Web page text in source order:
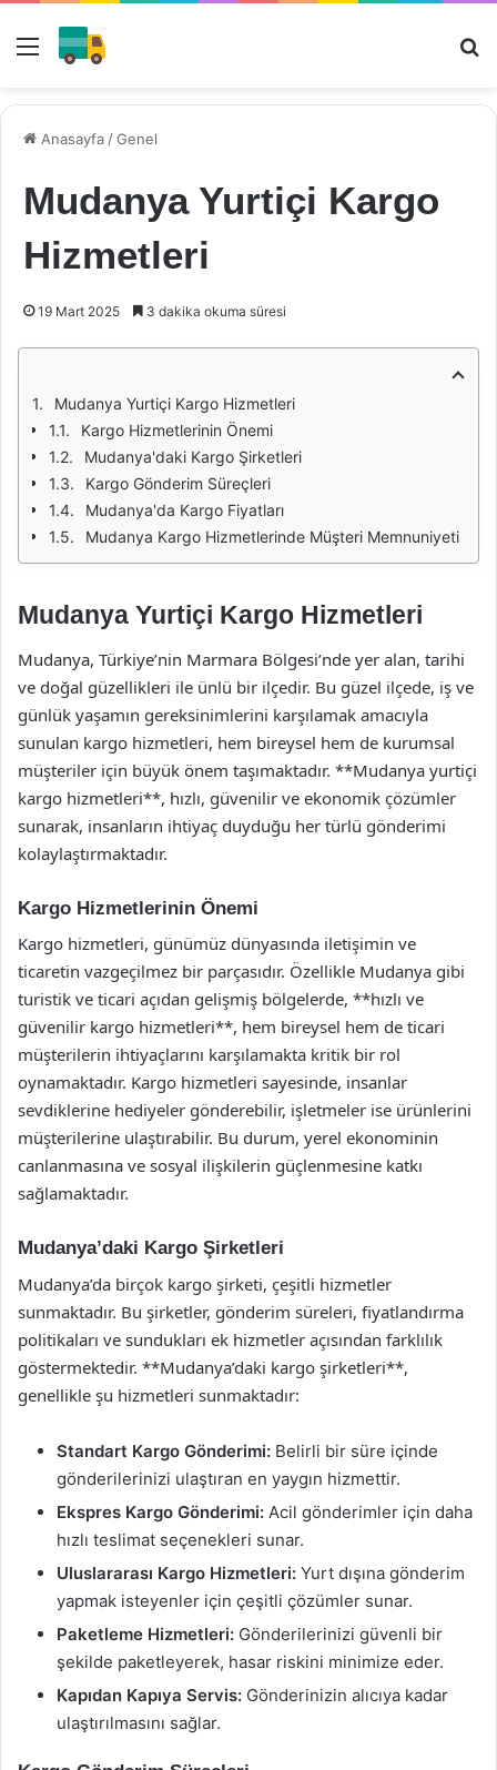
Menü
Anasayfa /Genel
Mudanya Yurtiçi Kargo
Hizmetleri
19 Mart 2025 3 dakika okuma süresi
Mudanya Yurtiçi Kargo Hizmetleri
Kargo Hizmetlerinin Önemi
Mudanya'daki Kargo Şirketleri
Kargo Gönderim Süreçleri
Mudanya'da Kargo Fiyatları
Mudanya Kargo Hizmetlerinde Müşteri Memnuniyeti
Mudanya Yurtiçi Kargo Hizmetleri
Mudanya, Türkiye’nin Marmara Bölgesi’nde yer alan, tarihi
ve doğal güzellikleri ile ünlü bir ilçedir. Bu güzel ilçede, iş ve
günlük yaşamın gereksinimlerini karşılamak amacıyla
sunulan kargo hizmetleri, hem bireysel hem de kurumsal
müşteriler için büyük önem taşımaktadır. **Mudanya yurtiçi
kargo hizmetleri**, hızlı, güvenilir ve ekonomik çözümler
sunarak, insanların ihtiyaç duyduğu her türlü gönderimi
kolaylaştırmaktadır.
Kargo Hizmetlerinin Önemi
Kargo hizmetleri, günümüz dünyasında iletişimin ve
ticaretin vazgeçilmez bir parçasıdır. Özellikle Mudanya gibi
turistik ve ticari açıdan gelişmiş bölgelerde, **hızlı ve
güvenilir kargo hizmetleri**, hem bireysel hem de ticari
müşterilerin ihtiyaçlarını karşılamakta kritik bir rol
oynamaktadır. Kargo hizmetleri sayesinde, insanlar
sevdiklerine hediyeler gönderebilir, işletmeler ise ürünlerini
müşterilerine ulaştırabilir. Bu durum, yerel ekonominin
canlanmasına ve sosyal ilişkilerin güçlenmesine katkı
sağlamaktadır.
Mudanya’daki Kargo Şirketleri
Mudanya’da birçok kargo şirketi, çeşitli hizmetler
sunmaktadır. Bu şirketler, gönderim süreleri, fiyatlandırma
politikaları ve sundukları ek hizmetler açısından farklılık
göstermektedir. **Mudanya’daki kargo şirketleri**,
genellikle şu hizmetleri sunmaktadır:
Standart Kargo Gönderimi: Belirli bir süre içinde
gönderilerinizi ulaştıran en yaygın hizmettir.
Ekspres Kargo Gönderimi: Acil gönderimler için daha
hızlı teslimat seçenekleri sunar.
Uluslararası Kargo Hizmetleri: Yurt dışına gönderim
yapmak isteyenler için çeşitli çözümler sunar.
Paketleme Hizmetleri: Gönderilerinizi güvenli bir
şekilde paketleyerek, hasar riskini minimize eder.
Kapıdan Kapıya Servis: Gönderinizin alıcıya kadar
ulaştırılmasını sağlar.